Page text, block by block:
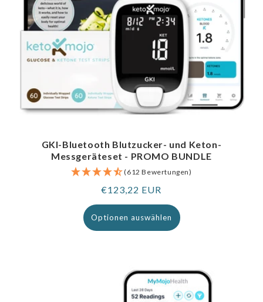
GKI-Bluetooth Blutzucker- und Keton-
Messgeräteset - PROMO BUNDLE
(612 Bewertungen)
Regulärer
Preis
€123,22 EUR
Optionen auswählen